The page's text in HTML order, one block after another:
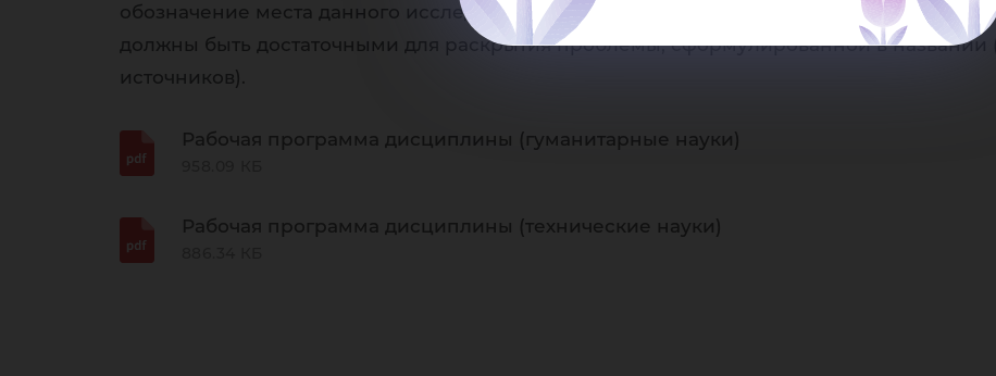
обозначение места данного исследования в истории науки. Объем реферата и
должны быть достаточными для раскрытия проблемы, сформулированной в
источников).
Рабочая программа дисциплины (гуманитарные науки)
Рабочая программа дисциплины (технические науки)